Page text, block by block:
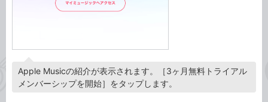
Apple Musicの紹介が表示されます。［3ヶ月無料トライアル
メンバーシップを開始］をタップします。